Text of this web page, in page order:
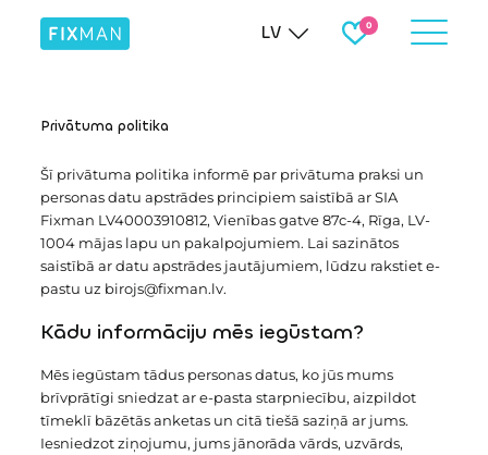
LV
Privātuma politika
Šī privātuma politika informē par privātuma praksi un
personas datu apstrādes principiem saistībā ar SIA
Fixman LV40003910812, Vienības gatve 87c-4, Rīga, LV-
1004 mājas lapu un pakalpojumiem. Lai sazinātos
saistībā ar datu apstrādes jautājumiem, lūdzu rakstiet e-
pastu uz birojs@fixman.lv.
Kādu informāciju mēs iegūstam?
Mēs iegūstam tādus personas datus, ko jūs mums
brīvprātīgi sniedzat ar e-pasta starpniecību, aizpildot
tīmeklī bāzētās anketas un citā tiešā saziņā ar jums.
Iesniedzot ziņojumu, jums jānorāda vārds, uzvārds,